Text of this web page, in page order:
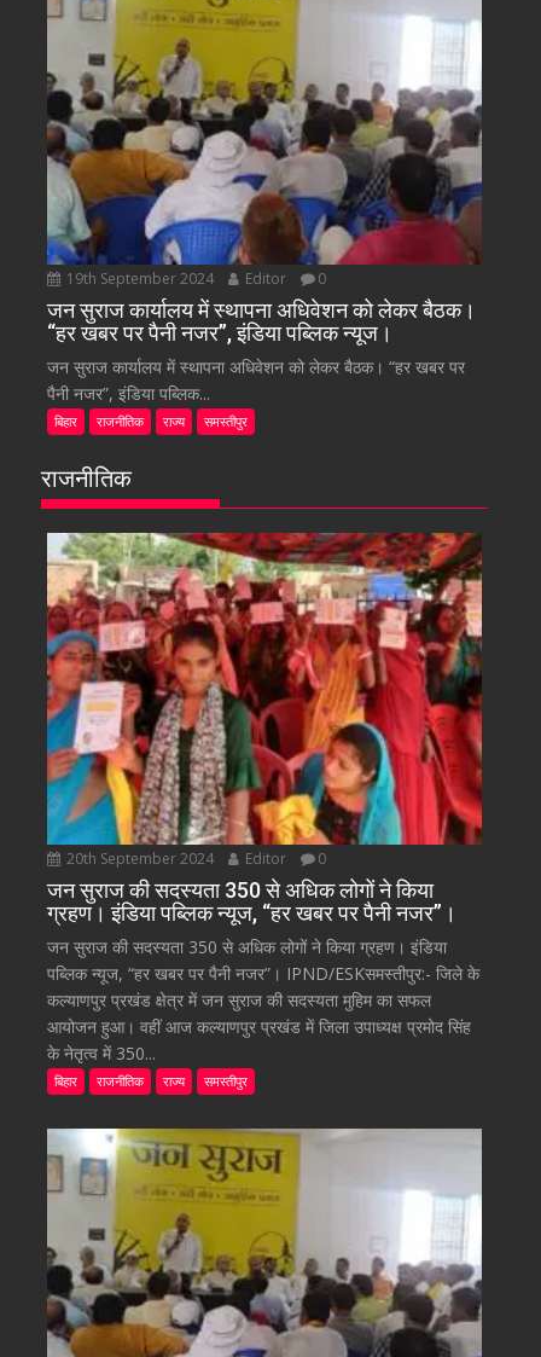
19th September 2024 Editor 0
जन सुराज कार्यालय में स्थापना अधिवेशन को लेकर बैठक।
“हर खबर पर पैनी नजर”, इंडिया पब्लिक न्यूज।
जन सुराज कार्यालय में स्थापना अधिवेशन को लेकर बैठक। “हर खबर पर
पैनी नजर”, इंडिया पब्लिक...
बिहार राजनीतिक राज्य समस्तीपुर
राजनीतिक
20th September 2024 Editor 0
जन सुराज की सदस्यता 350 से अधिक लोगों ने किया
ग्रहण। इंडिया पब्लिक न्यूज, “हर खबर पर पैनी नजर”।
जन सुराज की सदस्यता 350 से अधिक लोगों ने किया ग्रहण। इंडिया
पब्लिक न्यूज, “हर खबर पर पैनी नजर”। IPND/ESKसमस्तीपुर:- जिले के
कल्याणपुर प्रखंड क्षेत्र में जन सुराज की सदस्यता मुहिम का सफल
आयोजन हुआ। वहीं आज कल्याणपुर प्रखंड में जिला उपाध्यक्ष प्रमोद सिंह
के नेतृत्व में 350...
बिहार राजनीतिक राज्य समस्तीपुर